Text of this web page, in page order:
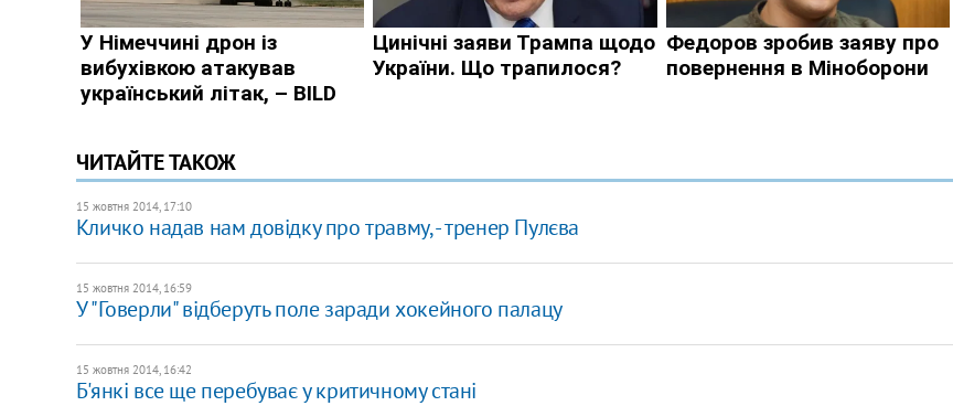
ЧИТАЙТЕ ТАКОЖ
15 жовтня 2014, 17:10
Кличко надав нам довідку про травму, - тренер Пулєва
15 жовтня 2014, 16:59
У "Говерли" відберуть поле заради хокейного палацу
15 жовтня 2014, 16:42
Б'янкі все ще перебуває у критичному стані